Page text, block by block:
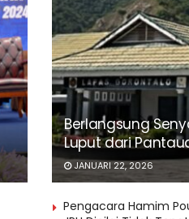
Berlangsung
Luput dari
JANUARI 22, 2026
Pengacara Hamim